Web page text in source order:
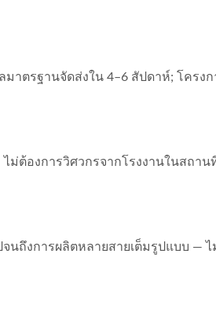
ตรฐานจัดส่งใน 4–6 สัปดาห์; โครง
ต้องการวิศวกรจากโรงงานในสถา
นถึงการผลิตหลายสายเต็มรูปแบบ